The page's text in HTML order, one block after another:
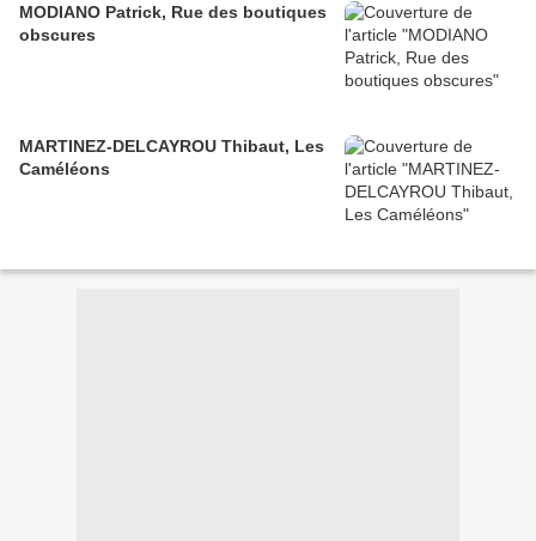
MODIANO Patrick, Rue des boutiques
obscures
MARTINEZ-DELCAYROU Thibaut, Les
Caméléons